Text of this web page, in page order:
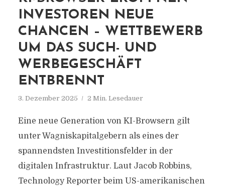
INVESTOREN NEUE
CHANCEN – WETTBEWERB
UM DAS SUCH- UND
WERBEGESCHÄFT
ENTBRENNT
3. Dezember 2025 2 Min. Lesedauer
Eine neue Generation von KI-Browsern gilt
unter Wagniskapitalgebern als eines der
spannendsten Investitionsfelder in der
digitalen Infrastruktur. Laut Jacob Robbins,
Technology Reporter beim US-amerikanischen